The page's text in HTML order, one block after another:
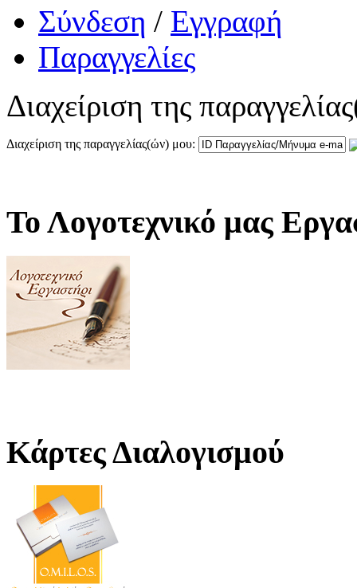
Σύνδεση / Εγγραφή
Παραγγελίες
Διαχείριση της
Διαχείριση της παραγγελίας(ών) μου:
Το Λογοτεχνικό μας
Κάρτες Διαλογισμού